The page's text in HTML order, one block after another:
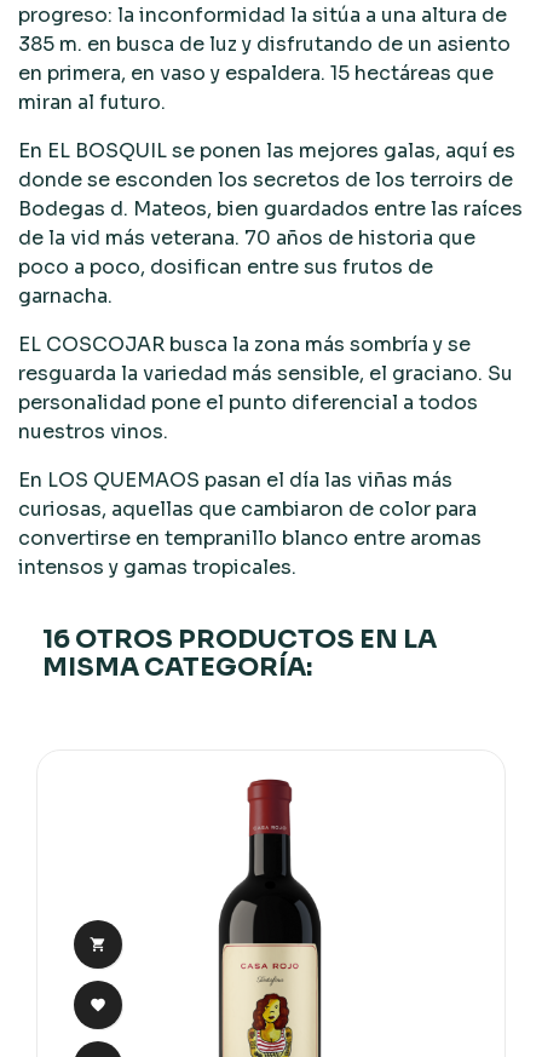
progreso: la inconformidad la sitúa a una altura de
385 m. en busca de luz y disfrutando de un asiento
en primera, en vaso y espaldera. 15 hectáreas que
miran al futuro.
En EL BOSQUIL se ponen las mejores galas, aquí es
donde se esconden los secretos de los terroirs de
Bodegas d. Mateos, bien guardados entre las raíces
de la vid más veterana. 70 años de historia que
poco a poco, dosifican entre sus frutos de
garnacha.
EL COSCOJAR busca la zona más sombría y se
resguarda la variedad más sensible, el graciano. Su
personalidad pone el punto diferencial a todos
nuestros vinos.
En LOS QUEMAOS pasan el día las viñas más
curiosas, aquellas que cambiaron de color para
convertirse en tempranillo blanco entre aromas
intensos y gamas tropicales.
16 OTROS PRODUCTOS EN LA
MISMA CATEGORÍA:

